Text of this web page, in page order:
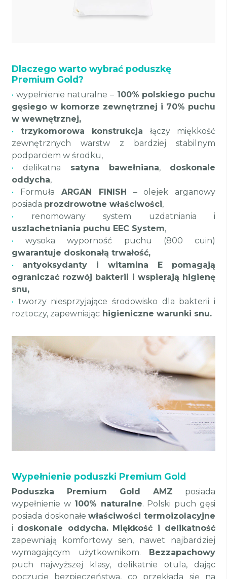
Dlaczego warto wybrać poduszkę
Premium Gold?
• wypełnienie naturalne – 100% polskiego puchu
gęsiego w komorze zewnętrznej i 70% puchu
w wewnętrznej,
• trzykomorowa konstrukcja łączy miękkość
zewnętrznych warstw z bardziej stabilnym
podparciem w środku,
•delikatna satyna bawełniana, doskonale
oddycha,
• Formuła ARGAN FINISH – olejek arganowy
posiada prozdrowotne właściwości,
• renomowany system uzdatniania i
uszlachetniania puchu EEC System,
• wysoka wyporność puchu (800 cuin)
gwarantuje doskonałą trwałość,
• antyoksydanty i witamina E pomagają
ograniczać rozwój bakterii i wspierają higienę
snu,
• tworzy niesprzyjające środowisko dla bakterii i
roztoczy, zapewniając higieniczne warunki snu.
Wypełnienie poduszki Premium Gold
Poduszka Premium Gold AMZ posiada
wypełnienie w 100% naturalne. Polski puch gęsi
posiada doskonałewłaściwości termoizolacyjne
i doskonale oddycha. Miękkość i delikatność
zapewniają komfortowy sen, nawet najbardziej
wymagającym użytkownikom. Bezzapachowy
puch najwyższej klasy, delikatnie otula, dając
poczucie bezpieczeństwa, co przekłada się na